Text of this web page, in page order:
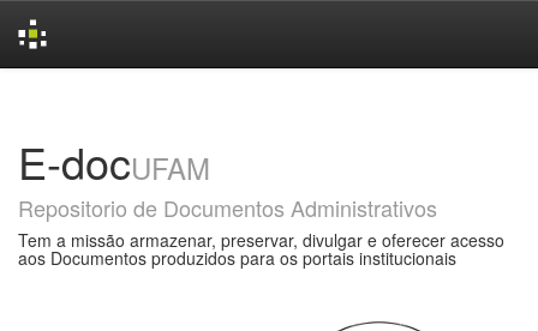
E-docUFAM
Repositorio de Documentos Administrativos
Tem a missão armazenar, preservar, divulgar e oferecer acesso
aos Documentos produzidos para os portais institucionais